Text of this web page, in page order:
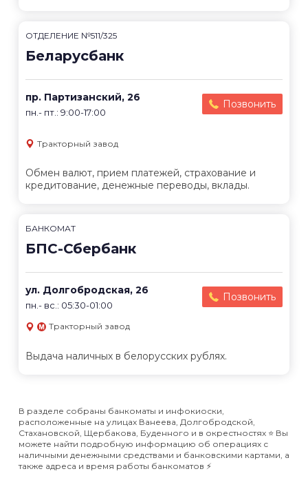
ОТДЕЛЕНИЕ №511/325
Беларусбанк
пр. Партизанский, 26
пн.- пт.: 9:00-17:00
Позвонить
Тракторный завод
Обмен валют, прием платежей, страхование и
кредитование, денежные переводы, вклады.
БАНКОМАТ
БПС-Сбербанк
ул. Долгобродская, 26
пн.- вс.: 05:30-01:00
Позвонить
Тракторный завод
Выдача наличных в белорусских рублях.
В разделе собраны банкоматы и инфокиоски,
расположенные на улицах Ванеева, Долгобродской,
Стахановской, Щербакова, Буденного и в окрестностях ⭐️ Вы
можете найти подробную информацию об операциях с
наличными денежными средствами и банковскими картами, а
также адреса и время работы банкоматов ⚡️